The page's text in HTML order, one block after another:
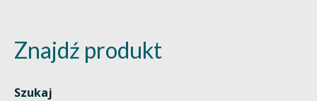
Znajdź produkt
Szukaj